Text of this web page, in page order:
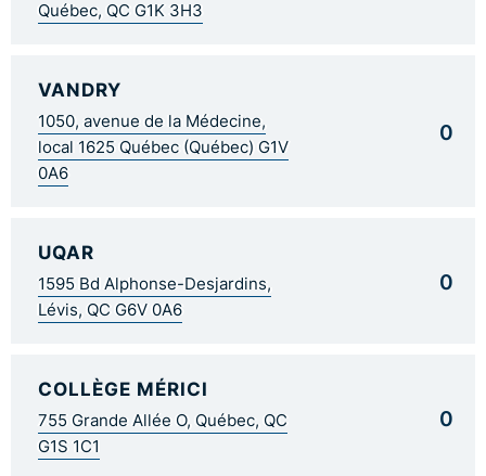
Québec, QC G1K 3H3
VANDRY
1050, avenue de la Médecine,
local 1625 Québec (Québec) G1V
0A6
0
UQAR
1595 Bd Alphonse-Desjardins,
Lévis, QC G6V 0A6
0
COLLÈGE MÉRICI
755 Grande Allée O, Québec, QC
G1S 1C1
0